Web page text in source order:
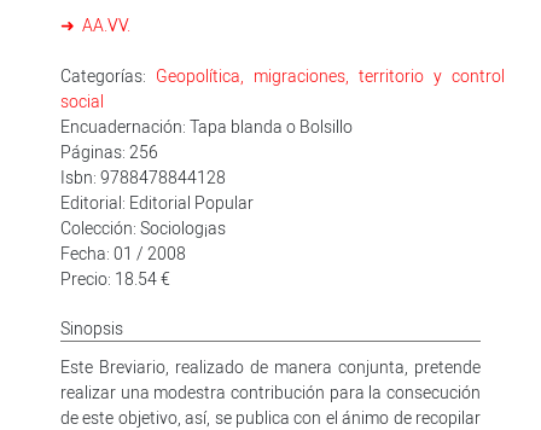
AA.VV.
Categorías: Geopolítica, migraciones, territorio y control
social
Encuadernación: Tapa blanda o Bolsillo
Páginas: 256
Isbn: 9788478844128
Editorial: Editorial Popular
Colección: Sociolog¡as
Fecha: 01 / 2008
Precio: 18.54 €
Sinopsis
Este Breviario, realizado de manera conjunta, pretende
realizar una modestra contribución para la consecución
de este objetivo, así, se publica con el ánimo de recopilar